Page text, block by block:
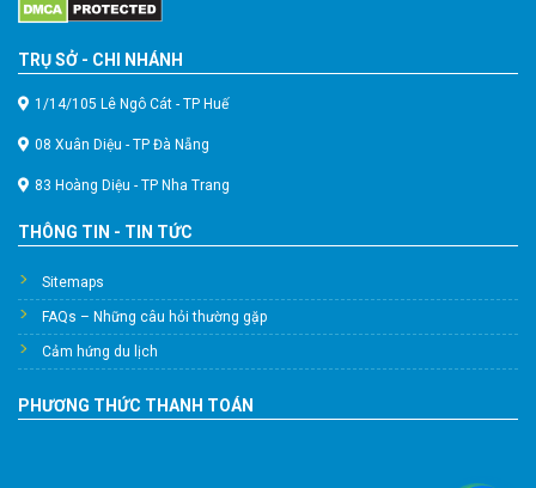
TRỤ SỞ - CHI NHÁNH
1/14/105 Lê Ngô Cát - TP Huế
08 Xuân Diệu - TP Đà Nẵng
83 Hoàng Diệu - TP Nha Trang
THÔNG TIN - TIN TỨC
Sitemaps
FAQs – Những câu hỏi thường gặp
Cảm hứng du lịch
PHƯƠNG THỨC THANH TOÁN
Hỗ Trợ Viên